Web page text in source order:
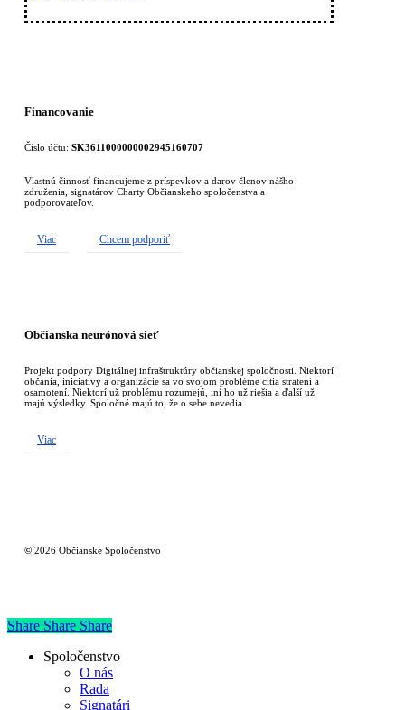
Financovanie
Číslo účtu: SK3611000000002945160707
Vlastnú činnosť financujeme z príspevkov a darov členov nášho
združenia, signatárov Charty Občianskeho spoločenstva a
podporovateľov.
Viac Chcem podporiť
Občianska neurónová sieť
Projekt podpory Digitálnej infraštruktúry občianskej spoločnosti. Niektorí
občania, iniciatívy a organizácie sa vo svojom probléme cítia stratení a
osamotení. Niektorí už problému rozumejú, iní ho už riešia a ďalší už
majú výsledky. Spoločné majú to, že o sebe nevedia.
Viac
© 2026 Občianske Spoločenstvo
Share Share Share
Close
Spoločenstvo
O nás
Rada
Signatári